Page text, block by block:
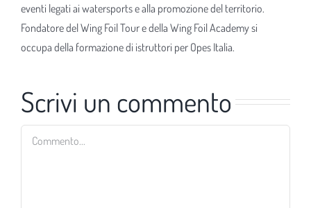
eventi legati ai watersports e alla promozione del territorio.
Fondatore del Wing Foil Tour e della Wing Foil Academy si
occupa della formazione di istruttori per Opes Italia.
Scrivi un commento
Commento